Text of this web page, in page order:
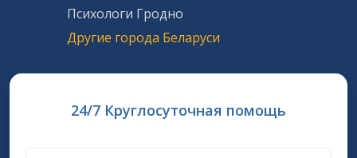
Психологи Гродно
Другие города Беларуси
24/7 Круглосуточная помощь